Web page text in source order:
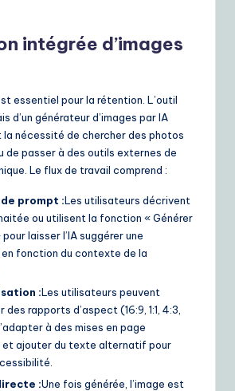
intégrée d’images
essentiel pour la rétention. L’outil
d’un générateur d’images par IA
la nécessité de chercher des photos
de passer à des outils externes de
Le flux de travail comprend :
prompt :Les utilisateurs décrivent
ou utilisent la fonction « Générer
laisser l’IA suggérer une
fonction du contexte de la
:Les utilisateurs peuvent
rapports d’aspect (16:9, 1:1, 4:3,
à des mises en page
et ajouter du texte alternatif pour
:Une fois générée, l’image est